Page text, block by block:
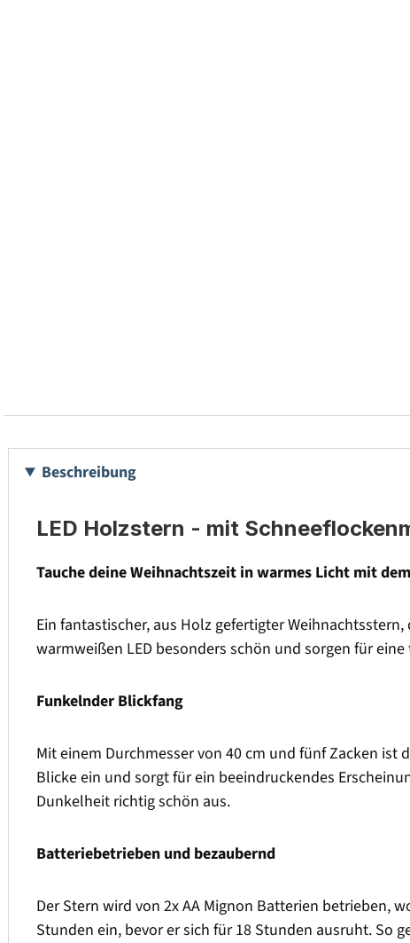
Beschreibung
LED Holzstern - mit
Tauche deine Weihnachtszeit in warmes Licht mit
Ein fantastischer, aus Holz gefertigter
warmweißen LED besonders schön und sorgen für
Funkelnder Blickfang
Mit einem Durchmesser von 40 cm und fünf Zacken
Blicke ein und sorgt für ein beeindruckendes
Dunkelheit richtig schön aus.
Batteriebetrieben und bezaubernd
Der Stern wird von 2x AA Mignon Batterien betrieben,
Stunden ein, bevor er sich für 18 Stunden ausruht. So